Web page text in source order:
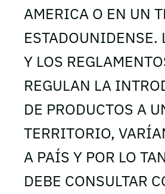
AMERICA O EN UN
ESTADOUNIDENSE.
Y LOS
REGULAN LA
DE PRODUCTOS A
TERRITORIO,
A PAÍS Y POR LO
DEBE CONSULTAR